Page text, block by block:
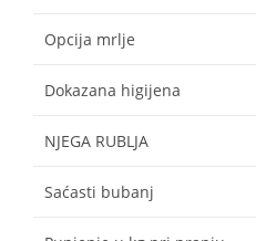
Opcija mrlje
Dokazana higijena
NJEGA RUBLJA
Saćasti bubanj